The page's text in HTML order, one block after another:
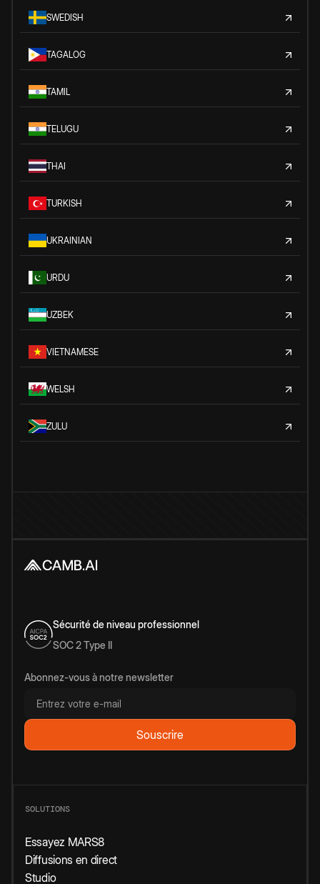
SWEDISH
TAGALOG
TAMIL
TELUGU
THAI
TURKISH
UKRAINIAN
URDU
UZBEK
VIETNAMESE
WELSH
ZULU
Sécurité de niveau professionnel
SOC 2 Type II
Abonnez-vous à notre newsletter
SOLUTIONS
Essayez MARS8
Diffusions en direct
Studio